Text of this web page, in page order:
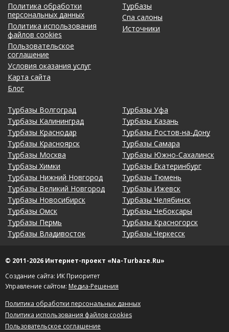
Политика обработки
персональных данных
Политика использования
файлов cookies
Пользовательское
соглашение
Условия оказания услуг
Карта сайта
Блог
Турбазы
Спа салоны
Источники
Турбазы Волгоград
Турбазы Калининград
Турбазы Краснодар
Турбазы Красноярск
Турбазы Москва
Турбазы Химки
Турбазы Нижний Новгород
Турбазы Великий Новгород
Турбазы Новосибирск
Турбазы Омск
Турбазы Пермь
Турбазы Владивосток
Турбазы Уфа
Турбазы Казань
Турбазы Ростов-на-Дону
Турбазы Самара
Турбазы Южно-Сахалинск
Турбазы Екатеринбург
Турбазы Тюмень
Турбазы Ижевск
Турбазы Челябинск
Турбазы Чебоксары
Турбазы Красногорск
Турбазы Черкесск
© 2011-2026 Интернет-проект «Na-Turbaze.Ru»
Создание сайта: ИК Приоритет
Управление сайтом: Медиа-Решения
Политика обработки персональных данных
Политика использования файлов cookies
Пользовательское соглашение